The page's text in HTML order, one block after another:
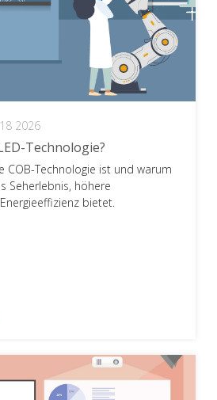
2026
Technologie?
COB-Technologie ist und warum
Seherlebnis, höhere
bietet.